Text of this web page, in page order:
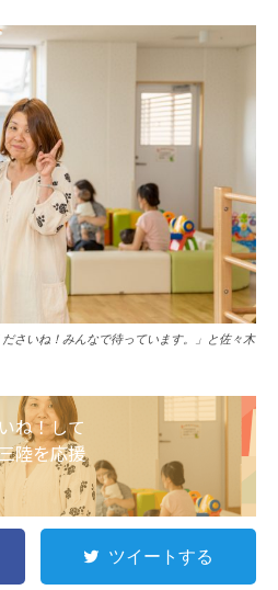
さいね！みんなで待っています。」と佐々木
ね！して
陸を応援
ツイートする